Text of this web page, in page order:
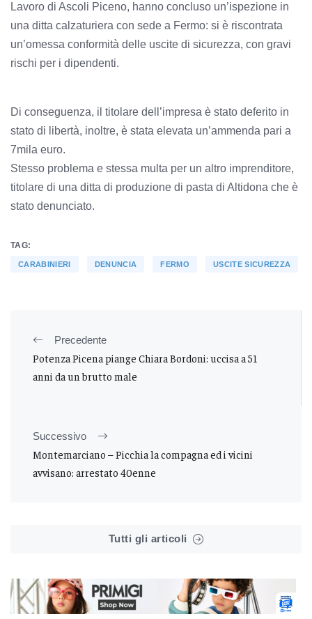
Lavoro di Ascoli Piceno, hanno concluso un’ispezione in
una ditta calzaturiera con sede a Fermo: si è riscontrata
un’omessa conformità delle uscite di sicurezza, con gravi
rischi per i dipendenti.
Di conseguenza, il titolare dell’impresa è stato deferito in
stato di libertà, inoltre, è stata elevata un’ammenda pari a
7mila euro.
Stesso problema e stessa multa per un altro imprenditore,
titolare di una ditta di produzione di pasta di Altidona che è
stato denunciato.
TAG:
CARABINIERI DENUNCIA FERMO USCITE SICUREZZA
Precedente
Potenza Picena piange Chiara Bordoni: uccisa a 51
anni da un brutto male
Successivo
Montemarciano – Picchia la compagna ed i vicini
avvisano: arrestato 40enne
Tutti gli articoli